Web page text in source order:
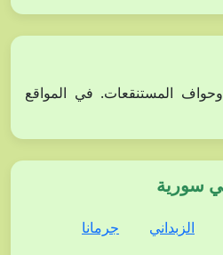
المستنقعات. في المواقع
سورية
الزبداني جرمانا